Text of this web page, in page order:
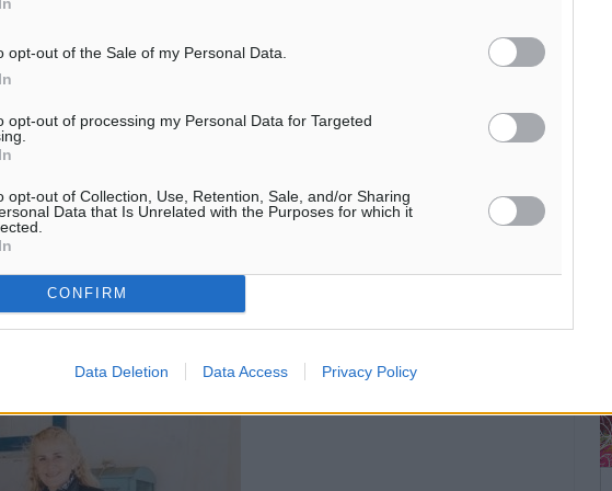
opt-out of the Sale of my Personal Data.
opt-out of processing my Personal Data for Targeted
opt-out of Collection, Use, Retention, Sale, and/or Sharing
Data that Is Unrelated with the Purposes for which it
CONFIRM
Data Deletion Data Access Privacy Policy
τα μικρά και ακριτικά
2024 από το Λαγονήσι,
Φούρνους, και με τη
Αρκιούς,
για να επιστρέψουν
26 Μαΐου. Στο πλευρό
και της
Γιάννης
των Λειψών στις 20